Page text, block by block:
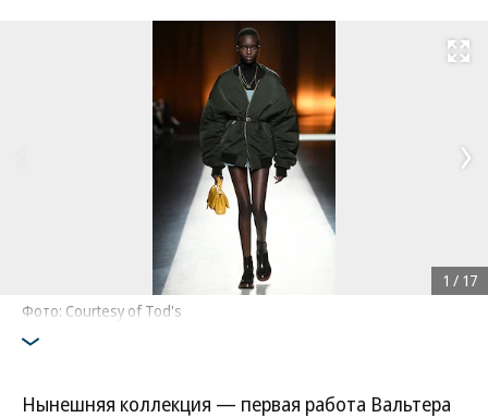
Развернуть
Фото: Courtesy of Tod's
1 / 17
Нынешняя коллекция — первая работа Вальтера